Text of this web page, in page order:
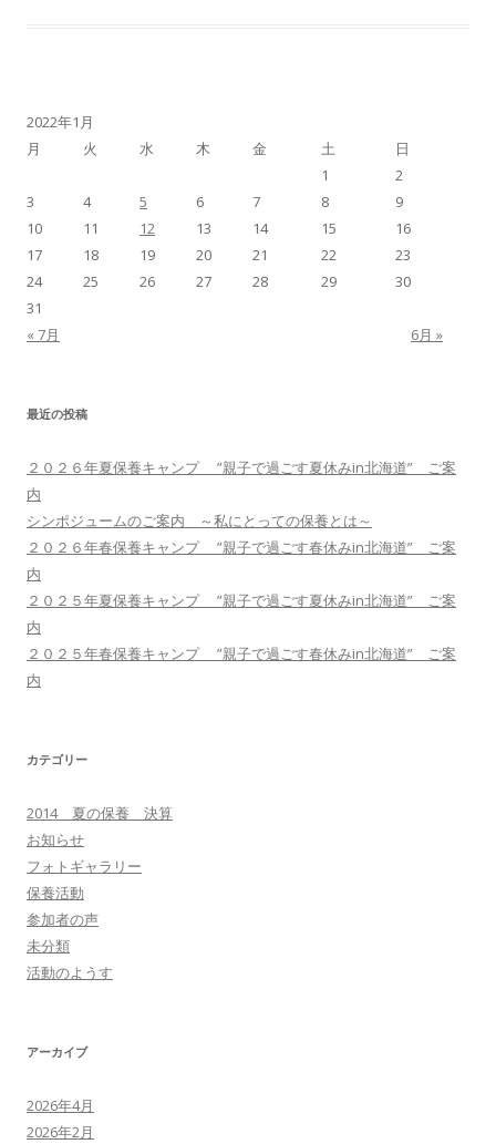
2022年1月
月
火 水 木 金 土 日
« 7月 6月 »
1
2
3
4 5 6 7 8
9
10
11 12 13 14 15
16
17
18 19 20 21 22
23
24
25 26 27 28 29
30
31
最近の投稿
２０２６年夏保養キャンプ ”親子で過ごす夏休みin北海道” ご案
内
シンポジュームのご案内 ～私にとっての保養とは～
２０２６年春保養キャンプ ”親子で過ごす春休みin北海道” ご案
内
２０２５年夏保養キャンプ ”親子で過ごす夏休みin北海道” ご案
内
２０２５年春保養キャンプ ”親子で過ごす春休みin北海道” ご案
内
カテゴリー
2014 夏の保養 決算
お知らせ
フォトギャラリー
保養活動
参加者の声
未分類
活動のようす
アーカイブ
2026年4月
2026年2月